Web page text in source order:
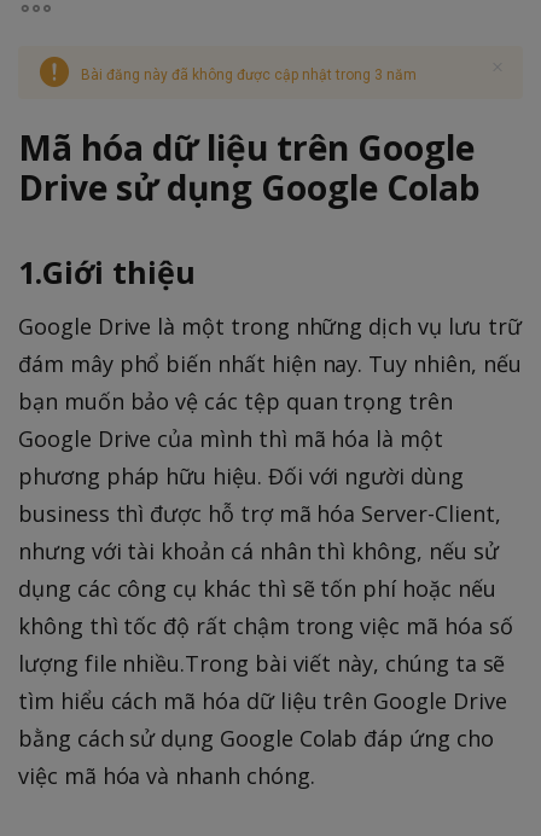
Bài đăng này đã không được cập nhật trong 3 năm
Mã hóa dữ liệu trên Google
Drive sử dụng Google Colab
1.Giới thiệu
Google Drive là một trong những dịch vụ lưu trữ
đám mây phổ biến nhất hiện nay. Tuy nhiên, nếu
bạn muốn bảo vệ các tệp quan trọng trên
Google Drive của mình thì mã hóa là một
phương pháp hữu hiệu. Đối với người dùng
business thì được hỗ trợ mã hóa Server-Client,
nhưng với tài khoản cá nhân thì không, nếu sử
dụng các công cụ khác thì sẽ tốn phí hoặc nếu
không thì tốc độ rất chậm trong việc mã hóa số
lượng file nhiều.Trong bài viết này, chúng ta sẽ
tìm hiểu cách mã hóa dữ liệu trên Google Drive
bằng cách sử dụng Google Colab đáp ứng cho
việc mã hóa và nhanh chóng.